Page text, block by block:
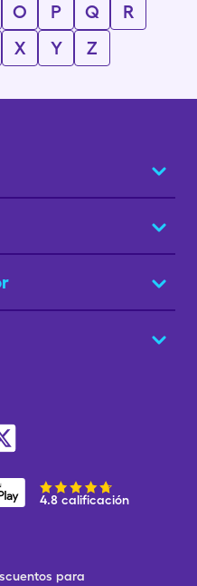
O P Q
R
X Y Z
4.8 calificación
para